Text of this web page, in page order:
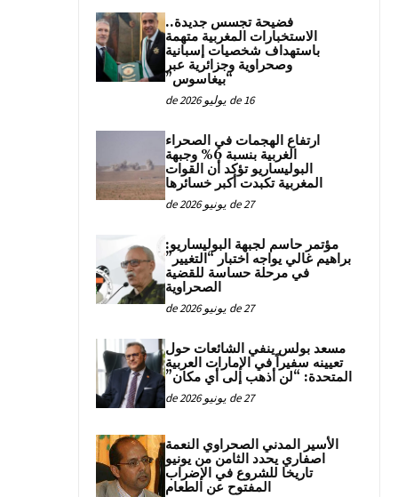
فضيحة تجسس جديدة..
الاستخبارات المغربية متهمة
باستهداف شخصيات إسبانية
وصحراوية وجزائرية عبر
“بيغاسوس”
16 de يوليو de 2026
ارتفاع الهجمات في الصحراء
الغربية بنسبة 6% وجبهة
البوليساريو تؤكد أن القوات
المغربية تكبدت أكبر خسائرها
27 de يونيو de 2026
مؤتمر حاسم لجبهة البوليساريو:
براهيم غالي يواجه اختبار “التغيير”
في مرحلة حساسة للقضية
الصحراوية
27 de يونيو de 2026
مسعد بولس ينفي الشائعات حول
تعيينه سفيراً في الإمارات العربية
المتحدة: “لن أذهب إلى أي مكان”
27 de يونيو de 2026
الأسير المدني الصحراوي النعمة
اصفاري يحدد الثامن من يونيو
تاريخا للشروع في الإضراب
المفتوح عن الطعام